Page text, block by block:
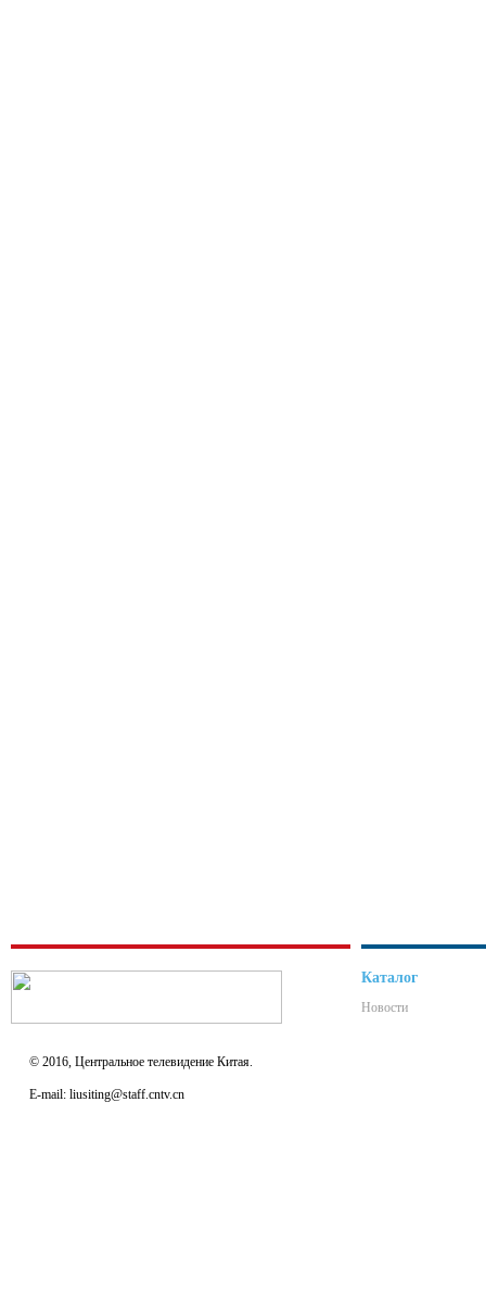
© 2016, Центральное телевидение Китая.
E-mail: liusiting@staff.cntv.cn
Каталог
Новости